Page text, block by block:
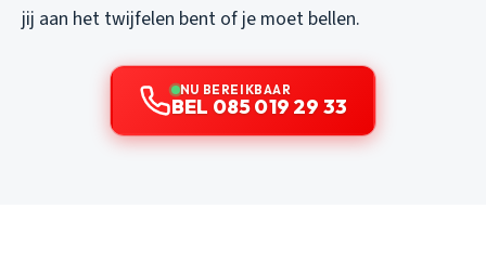
jij aan het twijfelen bent of je moet bellen.
NU BEREIKBAAR
BEL 085 019 29 33